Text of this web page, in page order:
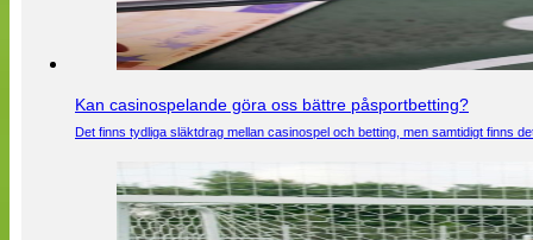
Kan casinospelande göra oss bättre påsportbetting?
Det finns tydliga släktdrag mellan casinospel och betting, men samtidigt finns